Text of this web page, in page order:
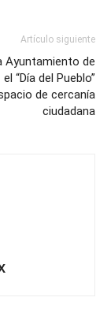
Artículo siguiente
Ayuntamiento de
“Día del Pueblo”
de cercanía
ciudadana